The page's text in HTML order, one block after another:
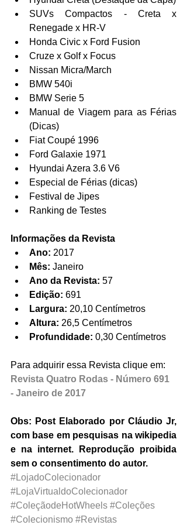
SUVs Compactos - Creta x
Renegade x HR-V
Honda Civic x Ford Fusion
Cruze x Golf x Focus
Nissan Micra/March
BMW 540i
BMW Serie 5
Manual de Viagem para as Férias
(Dicas)
Fiat Coupé 1996
Ford Galaxie 1971
Hyundai Azera 3.6 V6
Especial de Férias (dicas)
Festival de Jipes
Ranking de Testes
Informações da Revista
Ano: 2017
Mês: Janeiro
Ano da Revista: 57
Edição: 691
Largura: 20,10 Centímetros
Altura: 26,5 Centímetros
Profundidade: 0,30 Centímetros
Para adquirir essa Revista clique em:
Revista Quatro Rodas - Número 691
- Janeiro de 2017
Obs: Post Elaborado por Cláudio Jr,
com base em pesquisas na wikipedia
e na internet. Reprodução proibida
sem o consentimento do autor.
#LojadoColecionador
#LojaVirtualdoColecionador
#ColeçãodeHotWheels #Coleções
#Colecionismo #Revistas